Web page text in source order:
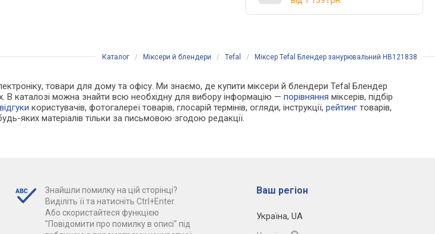
Каталог / Міксери й блендери / Tefal / Міксер Tefal Блендер занурювальний HB121838
товари для дому та офісу. Ми знаємо, де купити міксери й блендери Tefal Блендер
В каталозі можна знайти всю необхідну для вибору інформацію —порівняння міксерів, підбір
відгуки користувачів, фотогалереї товарів, глосарій термінів, огляди, інструкції,рейтинг товарів,
яких матеріалів тільки за письмовою згодою редакції.
Знайшли помилку на цій сторінці?
Виділіть її та натисніть Ctrl+Enter.
Або скористайтеся функцією
"Повідомити про помилку в описі" під
Ваш регіон
Україна, UA